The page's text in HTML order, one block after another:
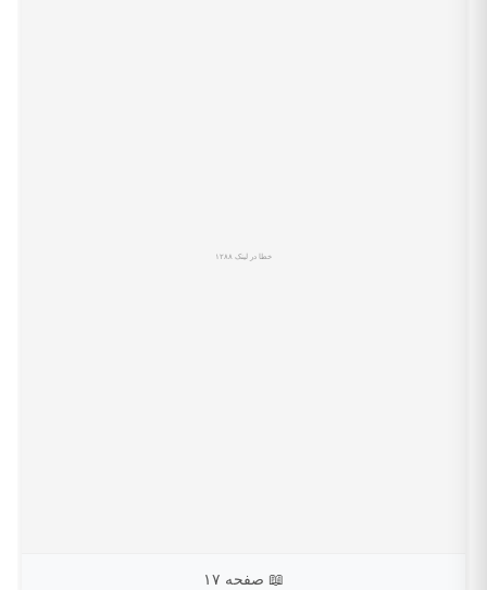
📖 صفحه ۱۷